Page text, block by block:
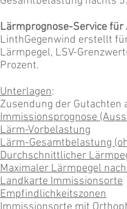
​Lärmprognose-Service für
LinthGegenwind erstellt
Lärmpegel, LSV-
Prozent.
Unterlagen:
Zusendung der Gutachten
Immissionsprognose
Lärm-Vorbelastung
Lärm-Gesamtbelastung
Durchschnittlicher
Maximaler Lärmpegel
Landkarte Immissionsorte
Empfindlichkeitszonen